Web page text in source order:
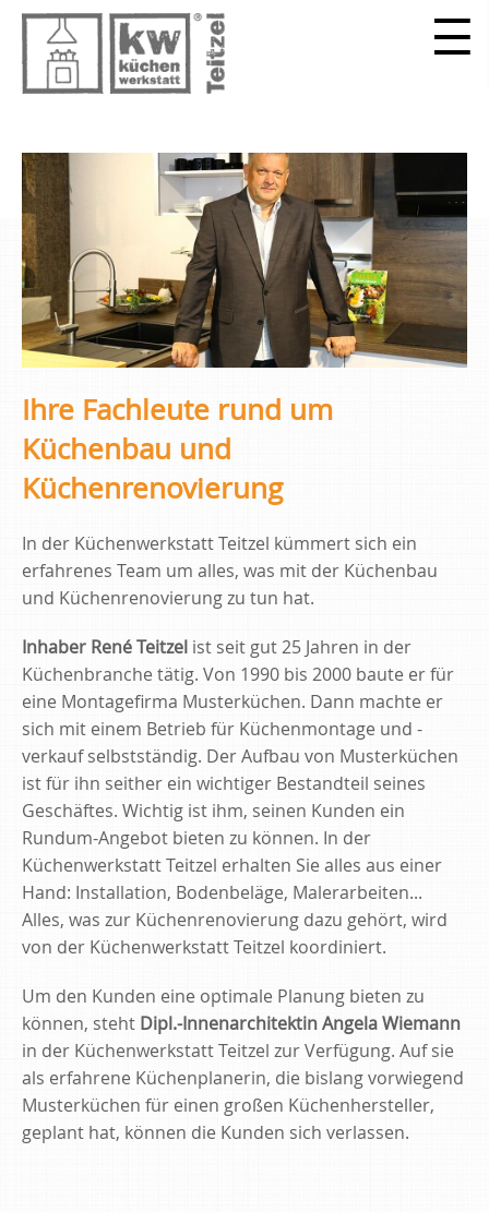
Ihre Fachleute rund um
Küchenbau und
Küchenrenovierung
In der Küchenwerkstatt Teitzel kümmert sich ein
erfahrenes Team um alles, was mit der Küchenbau
und Küchenrenovierung zu tun hat.
Inhaber René Teitzel ist seit gut 25 Jahren in der
Küchenbranche tätig. Von 1990 bis 2000 baute er für
eine Montagefirma Musterküchen. Dann machte er
sich mit einem Betrieb für Küchenmontage und -
verkauf selbstständig. Der Aufbau von Musterküchen
ist für ihn seither ein wichtiger Bestandteil seines
Geschäftes. Wichtig ist ihm, seinen Kunden ein
Rundum-Angebot bieten zu können. In der
Küchenwerkstatt Teitzel erhalten Sie alles aus einer
Hand: Installation, Bodenbeläge, Malerarbeiten...
Alles, was zur Küchenrenovierung dazu gehört, wird
von der Küchenwerkstatt Teitzel koordiniert.
Um den Kunden eine optimale Planung bieten zu
können, steht Dipl.-Innenarchitektin Angela Wiemann
in der Küchenwerkstatt Teitzel zur Verfügung. Auf sie
als erfahrene Küchenplanerin, die bislang vorwiegend
Musterküchen für einen großen Küchenhersteller,
geplant hat, können die Kunden sich verlassen.